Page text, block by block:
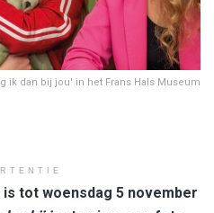
ik dan bij jou' in het Frans Hals Museum
is tot woensdag 5 november